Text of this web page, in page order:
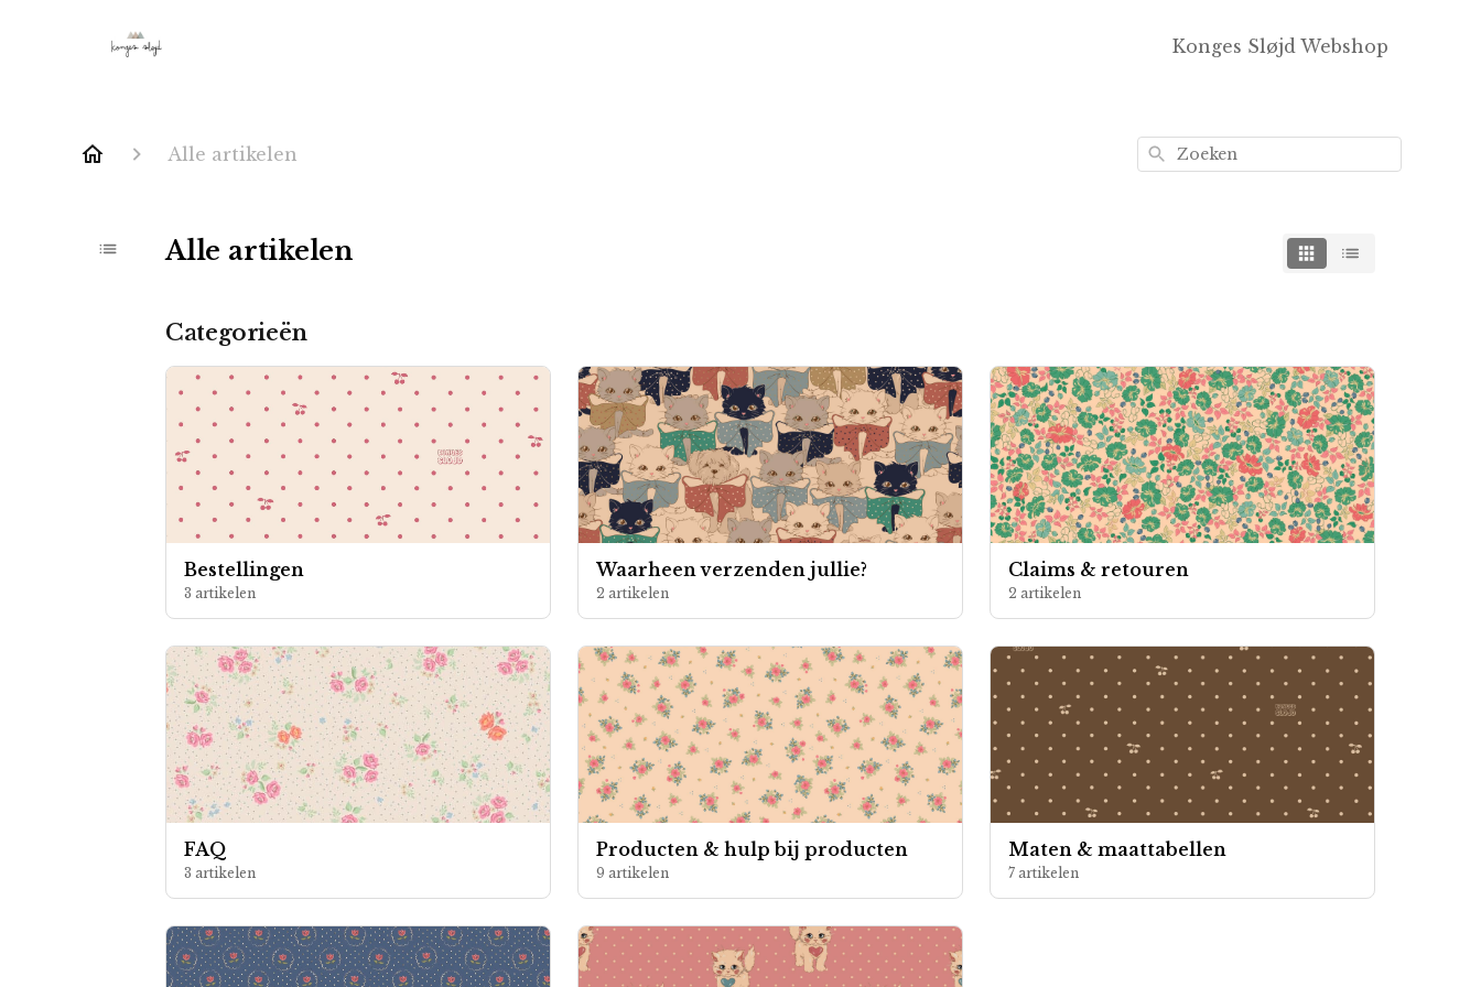
Konges Sløjd Webshop
Alle artikelen Zoeken
Alle artikelen
Categorieën
Bestellingen
3 artikelen
Waarheen verzenden jullie?
2 artikelen
Claims & retouren
2 artikelen
FAQ
3 artikelen
Producten & hulp bij producten
9 artikelen
Maten & maattabellen
7 artikelen